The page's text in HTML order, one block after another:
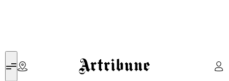
Artribune